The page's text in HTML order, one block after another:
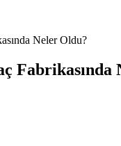
Fabrikasında